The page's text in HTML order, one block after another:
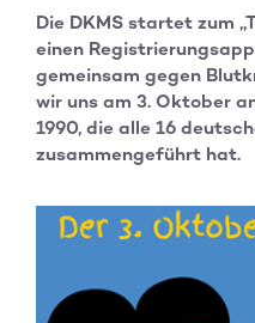
Die DKMS startet zum
einen
gemeinsam gegen
wir uns am 3. Oktober
1990, die alle 16
zusammengeführt hat.